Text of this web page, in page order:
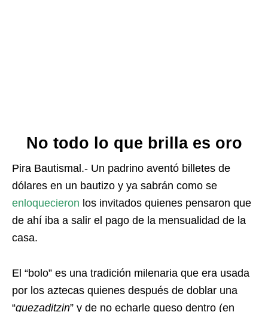
No todo lo que brilla es oro
Pira Bautismal.- Un padrino aventó billetes de
dólares en un bautizo y ya sabrán como se
enloquecieron los invitados quienes pensaron que
de ahí iba a salir el pago de la mensualidad de la
casa.
El “bolo” es una tradición milenaria que era usada
por los aztecas quienes después de doblar una
“quezaditzin” y de no echarle queso dentro (en